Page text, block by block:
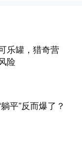
乐罐，猎奇营
险
平”反而爆了？